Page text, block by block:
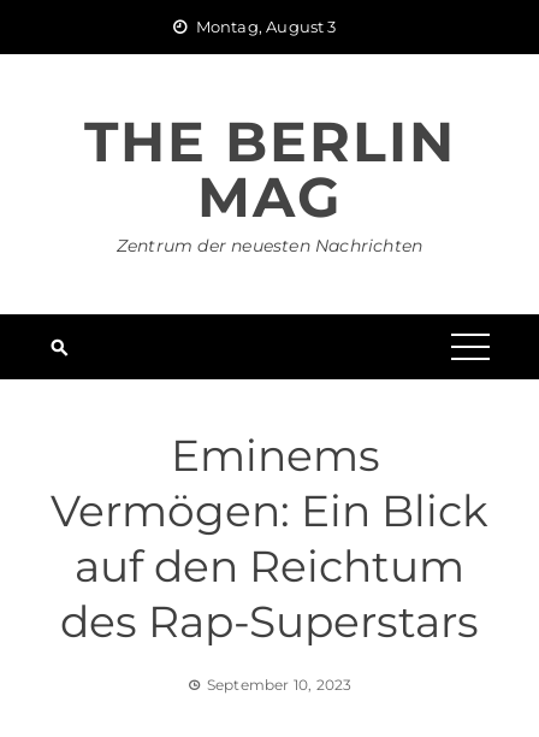
Montag, August 3
THE BERLIN
MAG
Zentrum der neuesten Nachrichten
Eminems
Vermögen: Ein Blick
auf den Reichtum
des Rap-Superstars
September 10, 2023